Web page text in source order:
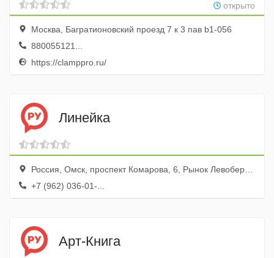
открыто
Москва, Багратионовский проезд 7 к 3 пав b1-056
880055121...
https://clamppro.ru/
Линейка
Россия, Омск, проспект Комарова, 6, Рынок Левобережный
+7 (962) 036-01-...
Арт-Книга